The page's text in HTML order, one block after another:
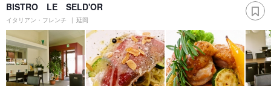
BISTRO LE SELD'OR
イタリアン・フレンチ 延岡